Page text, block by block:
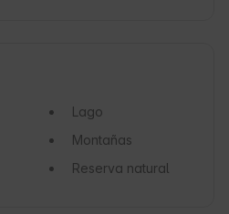
Lago
Montañas
Reserva natural